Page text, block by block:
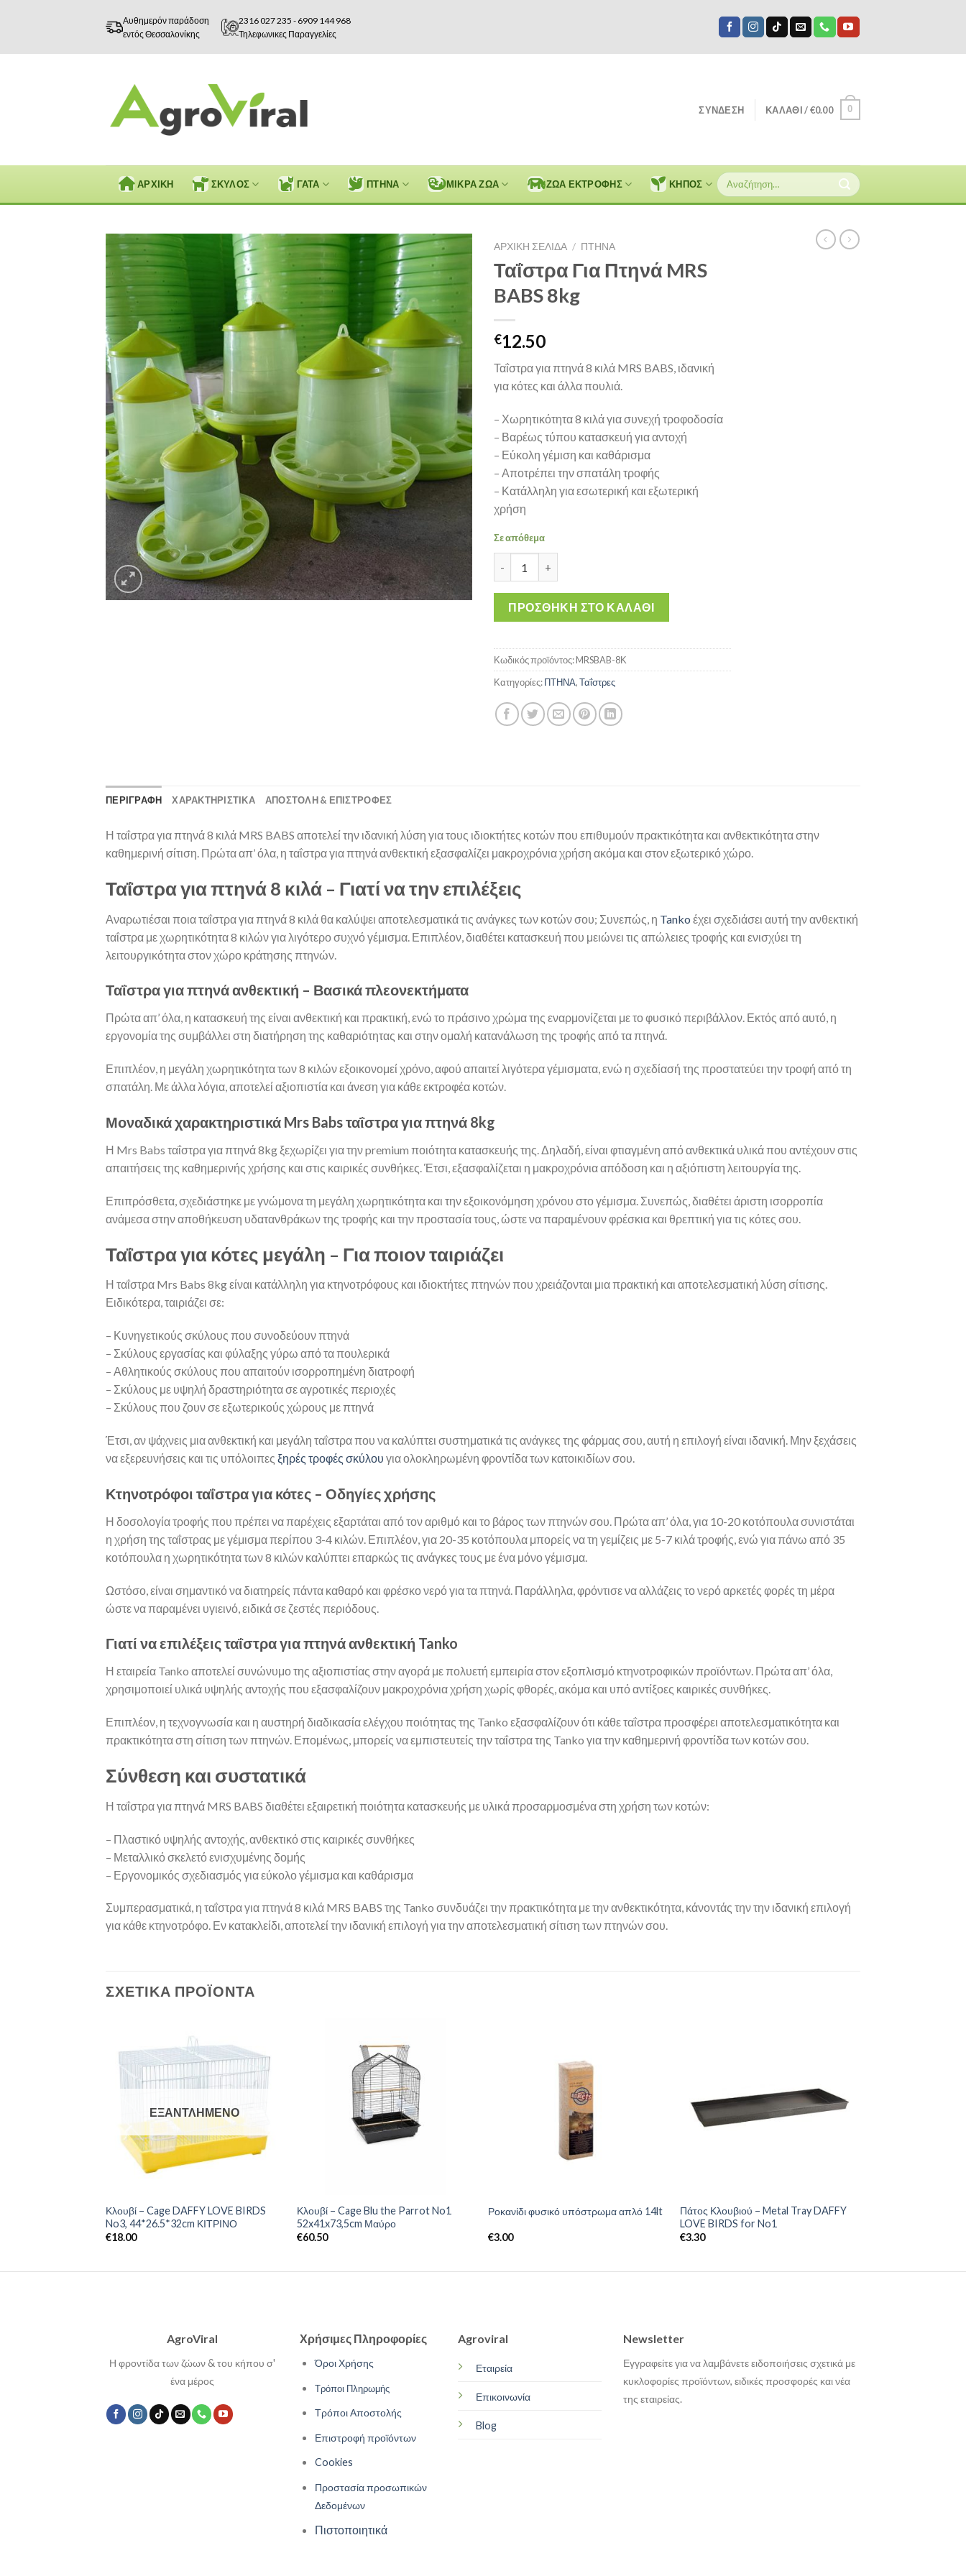
Αυθημερόν παράδοση
εντός Θεσσαλονίκης
2316 027 235 - 6909 144 968
Τηλεφωνικες Παραγγελίες
ΣΎΝΔΕΣΗ ΚΑΛΆΘΙ /€0.00 0
ΑΡΧΙΚΗ ΣΚΥΛΟΣ ΓΑΤΑ ΠΤΗΝΑ ΜΙΚΡΑ ΖΩΑ ΖΩΑ ΕΚΤΡΟΦΗΣ ΚΗΠΟΣ
Αναζήτηση
για:
ΑΡΧΙΚΉ ΣΕΛΊΔΑ / ΠΤΗΝΑ
Ταΐστρα Για Πτηνά MRS
BABS 8kg
€12.50
Ταΐστρα για πτηνά 8 κιλά MRS BABS, ιδανική
για κότες και άλλα πουλιά.
– Χωρητικότητα 8 κιλά για συνεχή τροφοδοσία
– Βαρέως τύπου κατασκευή για αντοχή
– Εύκολη γέμιση και καθάρισμα
– Αποτρέπει την σπατάλη τροφής
– Κατάλληλη για εσωτερική και εξωτερική
χρήση
Σε απόθεμα
ΠΡΟΣΘΉΚΗ ΣΤΟ ΚΑΛΆΘΙ
Κωδικός προϊόντος:MRSBAB-8Κ
Κατηγορίες:ΠΤΗΝΑ,Ταΐστρες
ΠΕΡΙΓΡΑΦΗ ΧΑΡΑΚΤΗΡΙΣΤΙΚΑ ΑΠΟΣΤΟΛΉ & ΕΠΙΣΤΡΟΦΈΣ
Η ταΐστρα για πτηνά 8 κιλά MRS BABS αποτελεί την ιδανική λύση για τους ιδιοκτήτες κοτών που επιθυμούν πρακτικότητα και ανθεκτικότητα στην
καθημερινή σίτιση. Πρώτα απ’ όλα, η ταΐστρα για πτηνά ανθεκτική εξασφαλίζει μακροχρόνια χρήση ακόμα και στον εξωτερικό χώρο.
Ταΐστρα για πτηνά 8 κιλά – Γιατί να την επιλέξεις
Αναρωτιέσαι ποια ταΐστρα για πτηνά 8 κιλά θα καλύψει αποτελεσματικά τις ανάγκες των κοτών σου; Συνεπώς, η Tanko έχει σχεδιάσει αυτή την ανθεκτική
ταΐστρα με χωρητικότητα 8 κιλών για λιγότερο συχνό γέμισμα. Επιπλέον, διαθέτει κατασκευή που μειώνει τις απώλειες τροφής και ενισχύει τη
λειτουργικότητα στον χώρο κράτησης πτηνών.
Ταΐστρα για πτηνά ανθεκτική – Βασικά πλεονεκτήματα
Πρώτα απ’ όλα, η κατασκευή της είναι ανθεκτική και πρακτική, ενώ το πράσινο χρώμα της εναρμονίζεται με το φυσικό περιβάλλον. Εκτός από αυτό, η
εργονομία της συμβάλλει στη διατήρηση της καθαριότητας και στην ομαλή κατανάλωση της τροφής από τα πτηνά.
Επιπλέον, η μεγάλη χωρητικότητα των 8 κιλών εξοικονομεί χρόνο, αφού απαιτεί λιγότερα γέμισματα, ενώ η σχεδίασή της προστατεύει την τροφή από τη
σπατάλη. Με άλλα λόγια, αποτελεί αξιοπιστία και άνεση για κάθε εκτροφέα κοτών.
Μοναδικά χαρακτηριστικά Mrs Babs ταΐστρα για πτηνά 8kg
Η Mrs Babs ταΐστρα για πτηνά 8kg ξεχωρίζει για την premium ποιότητα κατασκευής της. Δηλαδή, είναι φτιαγμένη από ανθεκτικά υλικά που αντέχουν στις
απαιτήσεις της καθημερινής χρήσης και στις καιρικές συνθήκες. Έτσι, εξασφαλίζεται η μακροχρόνια απόδοση και η αξιόπιστη λειτουργία της.
Επιπρόσθετα, σχεδιάστηκε με γνώμονα τη μεγάλη χωρητικότητα και την εξοικονόμηση χρόνου στο γέμισμα. Συνεπώς, διαθέτει άριστη ισορροπία
ανάμεσα στην αποθήκευση υδατανθράκων της τροφής και την προστασία τους, ώστε να παραμένουν φρέσκια και θρεπτική για τις κότες σου.
Ταΐστρα για κότες μεγάλη – Για ποιον ταιριάζει
Η ταΐστρα Mrs Babs 8kg είναι κατάλληλη για κτηνοτρόφους και ιδιοκτήτες πτηνών που χρειάζονται μια πρακτική και αποτελεσματική λύση σίτισης.
Ειδικότερα, ταιριάζει σε:
– Κυνηγετικούς σκύλους που συνοδεύουν πτηνά
– Σκύλους εργασίας και φύλαξης γύρω από τα πουλερικά
– Αθλητικούς σκύλους που απαιτούν ισορροπημένη διατροφή
– Σκύλους με υψηλή δραστηριότητα σε αγροτικές περιοχές
– Σκύλους που ζουν σε εξωτερικούς χώρους με πτηνά
Έτσι, αν ψάχνεις μια ανθεκτική και μεγάλη ταΐστρα που να καλύπτει συστηματικά τις ανάγκες της φάρμας σου, αυτή η επιλογή είναι ιδανική. Μην ξεχάσεις
να εξερευνήσεις και τις υπόλοιπες ξηρές τροφές σκύλου για ολοκληρωμένη φροντίδα των κατοικιδίων σου.
Κτηνοτρόφοι ταΐστρα για κότες – Οδηγίες χρήσης
Η δοσολογία τροφής που πρέπει να παρέχεις εξαρτάται από τον αριθμό και το βάρος των πτηνών σου. Πρώτα απ’ όλα, για 10-20 κοτόπουλα συνιστάται
η χρήση της ταΐστρας με γέμισμα περίπου 3-4 κιλών. Επιπλέον, για 20-35 κοτόπουλα μπορείς να τη γεμίζεις με 5-7 κιλά τροφής, ενώ για πάνω από 35
κοτόπουλα η χωρητικότητα των 8 κιλών καλύπτει επαρκώς τις ανάγκες τους με ένα μόνο γέμισμα.
Ωστόσο, είναι σημαντικό να διατηρείς πάντα καθαρό και φρέσκο νερό για τα πτηνά. Παράλληλα, φρόντισε να αλλάζεις το νερό αρκετές φορές τη μέρα
ώστε να παραμένει υγιεινό, ειδικά σε ζεστές περιόδους.
Γιατί να επιλέξεις ταΐστρα για πτηνά ανθεκτική Tanko
Η εταιρεία Tanko αποτελεί συνώνυμο της αξιοπιστίας στην αγορά με πολυετή εμπειρία στον εξοπλισμό κτηνοτροφικών προϊόντων. Πρώτα απ’ όλα,
χρησιμοποιεί υλικά υψηλής αντοχής που εξασφαλίζουν μακροχρόνια χρήση χωρίς φθορές, ακόμα και υπό αντίξοες καιρικές συνθήκες.
Επιπλέον, η τεχνογνωσία και η αυστηρή διαδικασία ελέγχου ποιότητας της Tanko εξασφαλίζουν ότι κάθε ταΐστρα προσφέρει αποτελεσματικότητα και
πρακτικότητα στη σίτιση των πτηνών. Επομένως, μπορείς να εμπιστευτείς την ταΐστρα της Tanko για την καθημερινή φροντίδα των κοτών σου.
Σύνθεση και συστατικά
Η ταΐστρα για πτηνά MRS BABS διαθέτει εξαιρετική ποιότητα κατασκευής με υλικά προσαρμοσμένα στη χρήση των κοτών:
– Πλαστικό υψηλής αντοχής, ανθεκτικό στις καιρικές συνθήκες
– Μεταλλικό σκελετό ενισχυμένης δομής
– Εργονομικός σχεδιασμός για εύκολο γέμισμα και καθάρισμα
Συμπερασματικά, η ταΐστρα για πτηνά 8 κιλά MRS BABS της Tanko συνδυάζει την πρακτικότητα με την ανθεκτικότητα, κάνοντάς την την ιδανική επιλογή
για κάθε κτηνοτρόφο. Εν κατακλείδι, αποτελεί την ιδανική επιλογή για την αποτελεσματική σίτιση των πτηνών σου.
ΣΧΕΤΙΚΆ ΠΡΟΪΌΝΤΑ
ΕΞΑΝΤΛΗΜΈΝΟ
Κλουβί – Cage DAFFY LOVE BIRDS
No3, 44*26.5*32cm ΚΙΤΡΙΝΟ
€18.00
Κλουβί – Cage Blu the Parrot No1
52x41x73,5cm Μαύρο
€60.50
Ροκανίδι φυσικό υπόστρωμα απλό 14lt
€3.00
Πάτος Κλουβιού – Metal Tray DAFFY
LOVE BIRDS for No1
€3.30
AgroViral
Η φροντίδα των ζώων & του κήπου σ'
ένα μέρος
Χρήσιμες Πληροφορίες
Όροι Χρήσης
Τρόποι Πληρωμής
Τρόποι Αποστολής
Επιστροφή προϊόντων
Cookies
Προστασία προσωπικών
Δεδομένων
Πιστοποιητικά
Agroviral
Εταιρεία
Επικοινωνία
Blog
Newsletter
Εγγραφείτε για να λαμβάνετε ειδοποιήσεις σχετικά με
κυκλοφορίες προϊόντων, ειδικές προσφορές και νέα
της εταιρείας.